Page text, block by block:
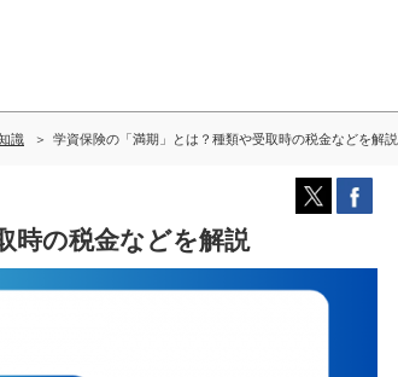
識 学資保険の「満期」とは？種類や受取時の税金などを解説
時の税金などを解説